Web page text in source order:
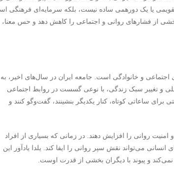
یا یک دورهمی ساده نیست، بلکه سرمایه‌ای فرهنگی
از فشارهای روانی و اجتماعی را کاهش دهد و حس معنا،
اجتماعی و خانوادگی است. جامعه ایران در سال‌های اخیر، به
و تغییر سبک زندگی، با نوعی گسست در روابط اجتماعی
ساعاتی کوتاه، کنار یکدیگر بنشینند، گفت‌وگو کنند و
روانی را افزایش دهند. در زمانی که بسیاری از افراد
می‌تواند نقش سپر روانی را ایفا کند. یلدا یادآور این
و پیوند با دیگران بخشی از قدرت اوست.